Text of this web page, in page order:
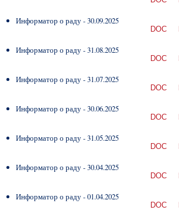
Информатор о раду - 30.09.2025
DOC
Информатор о раду - 31.08.2025
DOC
Информатор о раду - 31.07.2025
DOC
Информатор о раду - 30.06.2025
DOC
Информатор о раду - 31.05.2025
DOC
Информатор о раду - 30.04.2025
DOC
Информатор о раду - 01.04.2025
DOC